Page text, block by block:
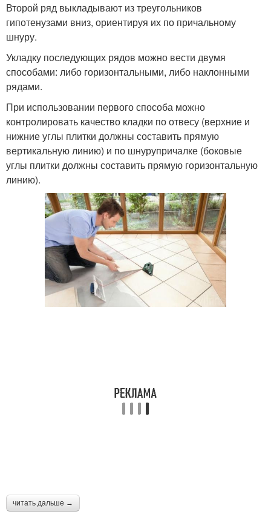
Второй ряд выкладывают из треугольников
гипотенузами вниз, ориентируя их по причальному
шнуру.
Укладку последующих рядов можно вести двумя
способами: либо горизонтальными, либо наклонными
рядами.
При использовании первого способа можно
контролировать качество кладки по отвесу (верхние и
нижние углы плитки должны составить прямую
вертикальную линию) и по шнурупричалке (боковые
углы плитки должны составить прямую горизонтальную
линию).
читать дальше →